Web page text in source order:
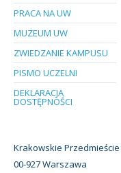
PRACA NA UW
MUZEUM UW
ZWIEDZANIE KAMPUSU
PISMO UCZELNI
DEKLARACJA
DOSTĘPNOŚCI
Krakowskie
00-927 Warszawa